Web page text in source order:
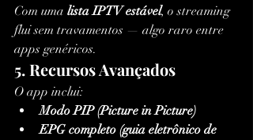
Com uma lista IPTV estável, o streaming
flui sem travamentos — algo raro entre
apps genéricos.
5. Recursos Avançados
O app inclui:
Modo PIP (Picture in Picture)
EPG completo (guia eletrônico de